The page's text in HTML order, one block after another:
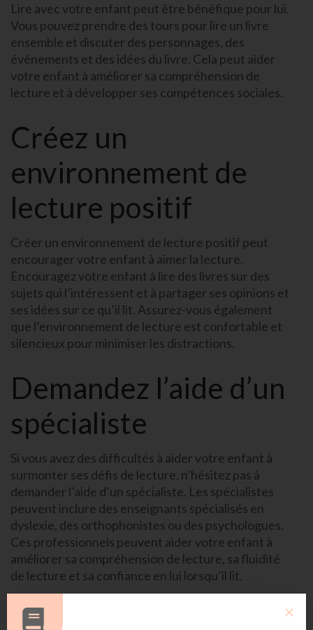
Lire avec votre enfant peut être bénéfique pour lui.
Vous pouvez prendre des tours pour lire un livre
ensemble et discuter des personnages, des
événements et des idées du livre. Cela peut aider
votre enfant à améliorer sa compréhension de
lecture et à développer ses compétences sociales.
Créez un
environnement de
lecture positif
Créer un environnement de lecture positif peut
encourager votre enfant à aimer la lecture.
Encouragez votre enfant à lire des livres sur des
sujets qui l’intéressent et à partager ses opinions et
ses idées sur ce qu’il lit. Assurez-vous également
que l’environnement de lecture est confortable et
silencieux pour minimiser les distractions.
Demandez l’aide d’un
spécialiste
Si vous avez des difficultés à aider votre enfant à
surmonter ses défis de lecture, n’hésitez pas à
demander l’aide d’un spécialiste. Les spécialistes
peuvent inclure des enseignants spécialisés en
dyslexie, des orthophonistes ou des psychologues.
Ces professionnels peuvent aider votre enfant à
améliorer sa compréhension de lecture, sa fluidité
de lecture et sa confiance en lui lorsqu’il lit.
Encouragez la